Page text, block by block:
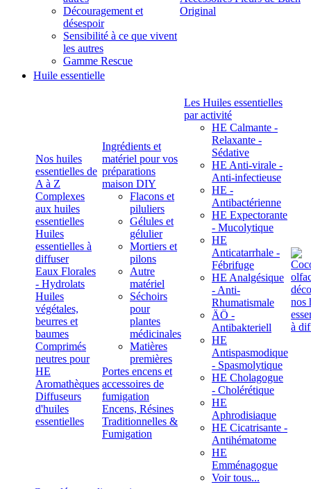
Découragement et
désespoir
Sensibilité à ce que vivent
les autres
Gamme Rescue
Original
Huile essentielle
Nos huiles
essentielles de
A à Z
Complexes
aux huiles
essentielles
Huiles
essentielles à
diffuser
Eaux Florales
- Hydrolats
Huiles
végétales,
beurres et
baumes
Comprimés
neutres pour
HE
Aromathèques
Diffuseurs
d'huiles
essentielles
Ingrédients et
matériel pour vos
préparations
maison DIY
Flacons et
piluliers
Gélules et
gélulier
Mortiers et
pilons
Autre
matériel
Séchoirs
pour
plantes
médicinales
Matières
premières
Portes encens et
accessoires de
fumigation
Encens, Résines
Traditionnelles &
Fumigation
Les Huiles essentielles
par activité
HE Calmante -
Relaxante -
Sédative
HE Anti-virale -
Anti-infectieuse
HE -
Antibactérienne
HE Expectorante
- Mucolytique
HE
Anticatarrhale -
Fébrifuge
HE Analgésique
- Anti-
Rhumatismale
ÄÖ -
Antibakteriell
HE
Antispasmodique
- Spasmolytique
HE Cholagogue
- Cholérétique
HE
Aphrodisiaque
HE Cicatrisante -
Antihématome
HE
Emménagogue
Voir tous...